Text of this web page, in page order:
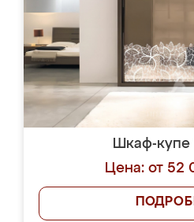
Шкаф-купе
Цена: от 52